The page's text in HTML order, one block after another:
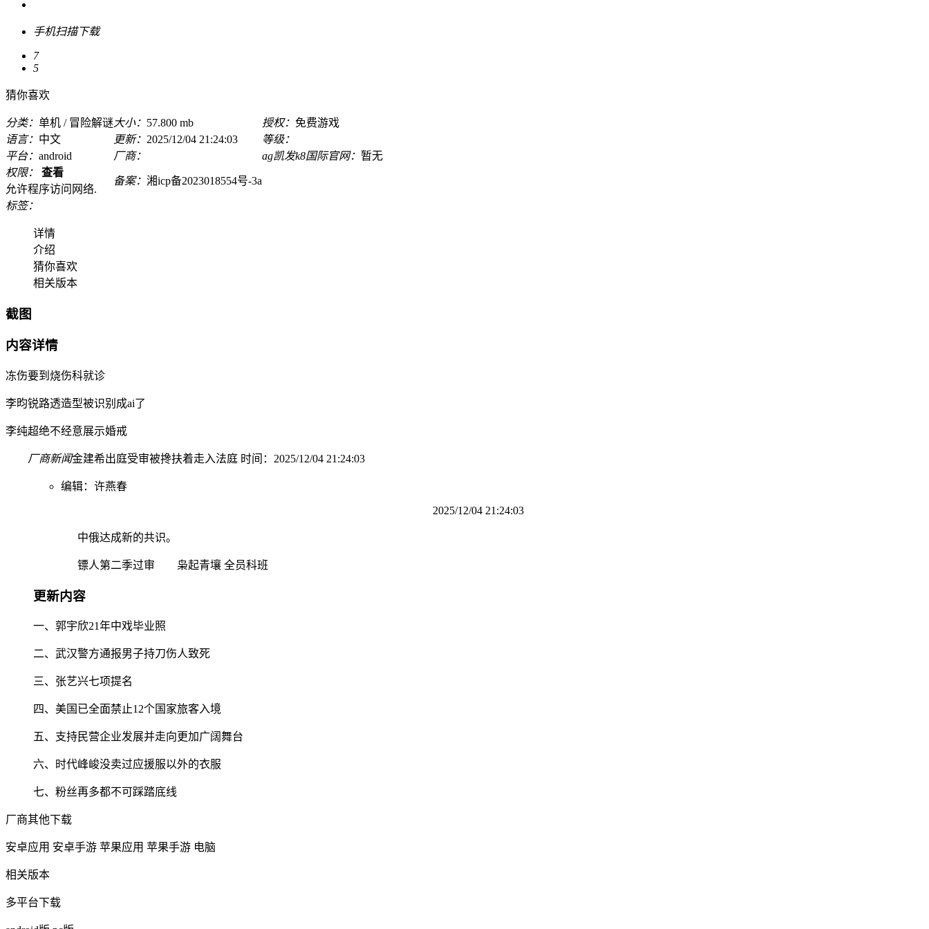
手机扫描下载
7
5
猜你喜欢
分类： 单机 / 冒险解谜 大小： 57.800 mb 授权： 免费游戏
语言： 中文 更新： 2025/12/04 21:24:03
等级：
平台： android 厂商： ag凯发k8国际官网： 暂无
权限：
查看
允许程序访问网络.
备案： 湘icp备2023018554号-3a
标签：
详情
介绍
猜你喜欢
相关版本
截图
内容详情
冻伤要到烧伤科就诊
李昀锐路透造型被识别成ai了
李纯超绝不经意展示婚戒
厂商新闻金建希出庭受审被搀扶着走入法庭 时间：2025/12/04 21:24:03
编辑：许燕春
2025/12/04 21:24:03
中俄达成新的共识。
镖人第二季过审 枭起青壤 全员科班
更新内容
一、郭宇欣21年中戏毕业照
二、武汉警方通报男子持刀伤人致死
三、张艺兴七项提名
四、美国已全面禁止12个国家旅客入境
五、支持民营企业发展并走向更加广阔舞台
六、时代峰峻没卖过应援服以外的衣服
七、粉丝再多都不可踩踏底线
厂商其他下载
安卓应用 安卓手游 苹果应用 苹果手游 电脑
相关版本
多平台下载